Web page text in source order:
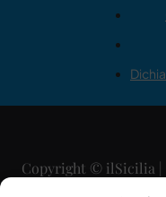
Copyright © ilSicilia |